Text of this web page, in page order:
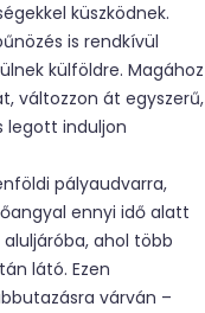
küszködnek.
is rendkívül
külföldre. Magához
változzon át egyszerű,
legott induljon
pályaudvarra,
ennyi idő alatt
ahol több
látó. Ezen
várván –